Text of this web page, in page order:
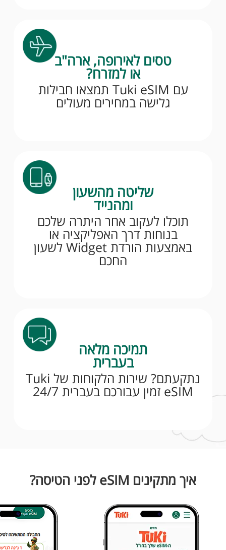
טסים לאירופה, ארה"ב
או למזרח?
עם Tuki eSIM תמצאו חבילות
גלישה במחירים מעולים
שליטה מהשעון
ומהנייד
תוכלו לעקוב אחר היתרה שלכם
בנוחות דרך האפליקציה או
באמצעות הורדת Widget לשעון
החכם
תמיכה מלאה
בעברית
נתקעתם? שירות הלקוחות של Tuki
eSIM זמין עבורכם בעברית 24/7
איך מתקינים eSIM לפני הטיסה?